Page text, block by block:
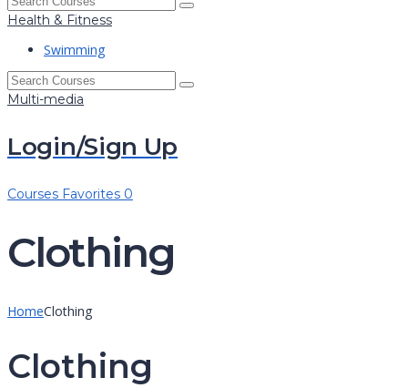
Health & Fitness
Swimming
Multi-media
Login/Sign Up
Courses Favorites 0
Clothing
HomeClothing
Clothing